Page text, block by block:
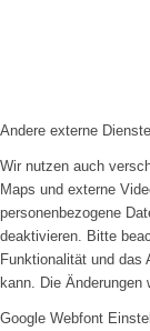
Andere externe Dienste
Wir nutzen auch
Maps und externe
personenbezogene
deaktivieren. Bitte
Funktionalität und das
kann. Die Änderungen
Google Webfont